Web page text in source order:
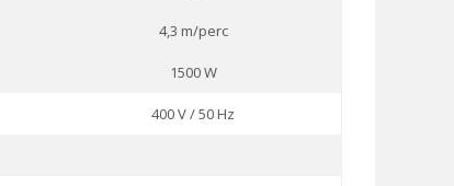
4,3 m/perc
1500 W
400 V / 50 Hz